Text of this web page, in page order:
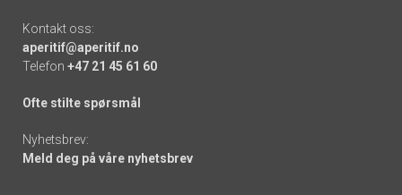
Kontakt oss:
aperitif@aperitif.no
Telefon +47 21 45 61 60
Ofte stilte spørsmål
Nyhetsbrev:
Meld deg på våre nyhetsbrev